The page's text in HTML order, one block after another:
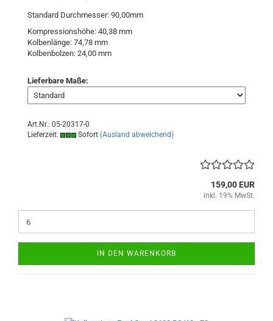
Standard Durchmesser: 90,00mm
Kompressionshöhe: 40,38 mm
Kolbenlänge: 74,78 mm
Kolbenbolzen: 24,00 mm
Lieferbare Maße:
Art.Nr.: 05-20317-0
Lieferzeit:
Sofort (Ausland abweichend)
159,00 EUR
inkl. 19% MwSt.
IN DEN WARENKORB